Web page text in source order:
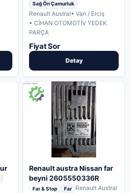
Sağ Ön Çamurluk
Renault Austral• Van / Erciş
• CİHAN OTOMOTİV YEDEK
PARÇA
Fiyat Sor
Detay
Renault austra Nissan far
beyni 2605550336R
Far & Stop Far
Renault Austral